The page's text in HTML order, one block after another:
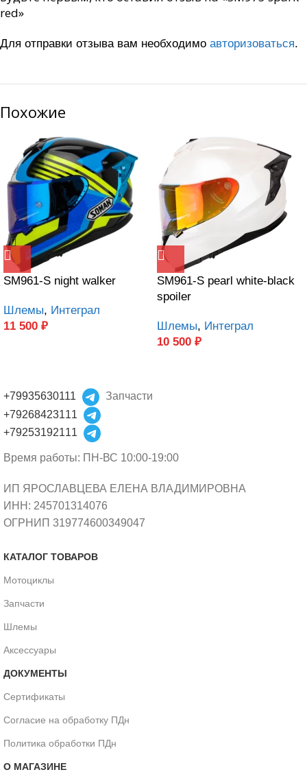
red»
Для отправки отзыва вам необходимо авторизоваться.
Похожие
SM961-S night walker
Шлемы, Интеграл
11 500 ₽
SM961-S pearl white-black
spoiler
Шлемы, Интеграл
10 500 ₽
+79935630111
Запчасти
+79268423111
+79253192111
Время работы: ПН-ВС 10:00-19:00
ИП ЯРОСЛАВЦЕВА ЕЛЕНА ВЛАДИМИРОВНА
ИНН: 245701314076
ОГРНИП 319774600349047
КАТАЛОГ ТОВАРОВ
Мотоциклы
Запчасти
Шлемы
Аксессуары
ДОКУМЕНТЫ
Сертификаты
Согласие на обработку ПДн
Политика обработки ПДн
О МАГАЗИНЕ